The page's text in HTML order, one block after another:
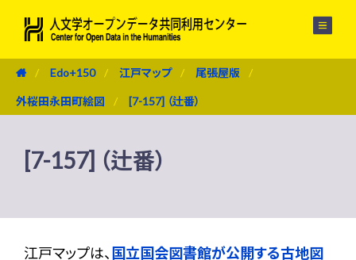
Edo+150 江戸マップ 尾張屋版
外桜田永田町絵図 [7-157] （辻番）
[7-157] （辻番）
江戸マップは、 国立国会図書館が公開する古地図